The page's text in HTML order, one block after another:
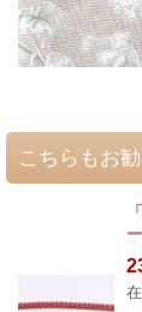
こちらもお勧